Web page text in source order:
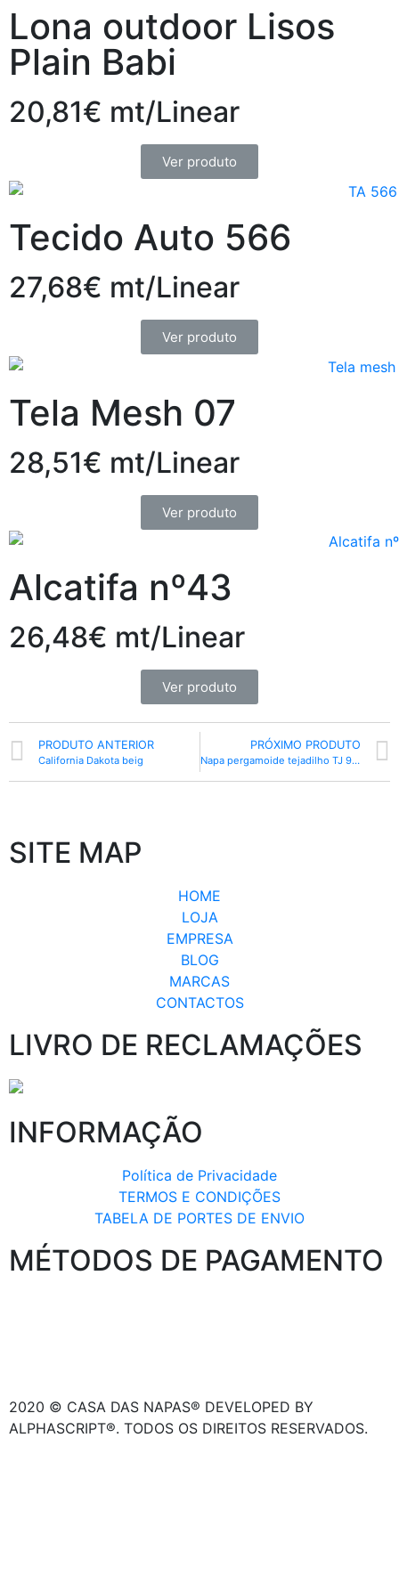
Lona outdoor Lisos
Plain Babi
20,81€ mt/Linear
Ver produto
Tecido Auto 566
27,68€ mt/Linear
Ver produto
Tela Mesh 07
28,51€ mt/Linear
Ver produto
Alcatifa nº43
26,48€ mt/Linear
Ver produto
PRODUTO ANTERIOR
California Dakota beig
PRÓXIMO PRODUTO
Napa pergamoide tejadilho TJ 9C com espuma
SITE MAP
HOME
LOJA
EMPRESA
BLOG
MARCAS
CONTACTOS
LIVRO DE RECLAMAÇÕES
INFORMAÇÃO
Política de Privacidade
TERMOS E CONDIÇÕES
TABELA DE PORTES DE ENVIO
MÉTODOS DE PAGAMENTO
2020 © CASA DAS NAPAS® DEVELOPED BY
ALPHASCRIPT®. TODOS OS DIREITOS RESERVADOS.